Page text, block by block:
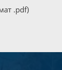
.pdf)